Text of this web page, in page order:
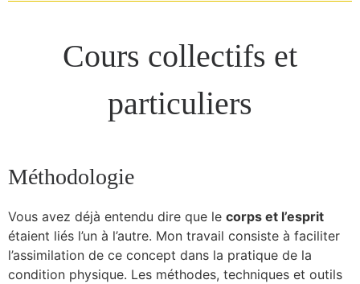
Cours collectifs et
particuliers
Méthodologie
Vous avez déjà entendu dire que le corps et l’esprit
étaient liés l’un à l’autre. Mon travail consiste à faciliter
l’assimilation de ce concept dans la pratique de la
condition physique. Les méthodes, techniques et outils